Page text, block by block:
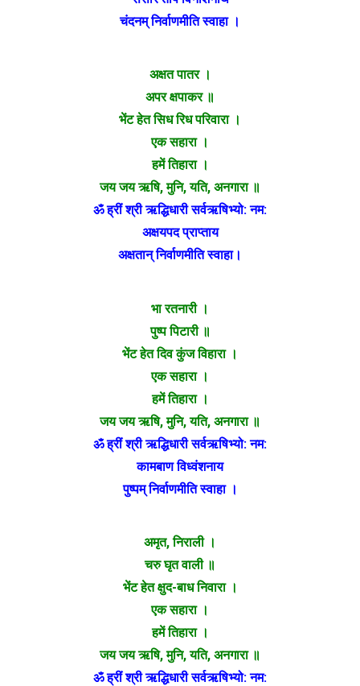
चंदनम् निर्वाणमीति स्वाहा ।
अक्षत पातर ।
अपर क्षपाकर ॥
भेंट हेत सिध रिध परिवारा ।
एक सहारा ।
हमें तिहारा ।
जय जय ऋषि, मुनि, यति, अनगारा ॥
ॐ ह्रीं श्री ऋद्धिधारी सर्वऋषिभ्यो: नम:
अक्षयपद प्राप्ताय
अक्षतान् निर्वाणमीति स्वाहा।
भा रतनारी ।
पुष्प पिटारी ॥
भेंट हेत दिव कुंज विहारा ।
एक सहारा ।
हमें तिहारा ।
जय जय ऋषि, मुनि, यति, अनगारा ॥
ॐ ह्रीं श्री ऋद्धिधारी सर्वऋषिभ्यो: नम:
कामबाण विध्वंशनाय
पुष्पम् निर्वाणमीति स्वाहा ।
अमृत, निराली ।
चरु घृत वाली ॥
भेंट हेत क्षुद-बाध निवारा ।
एक सहारा ।
हमें तिहारा ।
जय जय ऋषि, मुनि, यति, अनगारा ॥
ॐ ह्रीं श्री ऋद्धिधारी सर्वऋषिभ्यो: नम: